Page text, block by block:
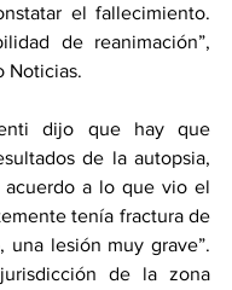
el fallecimiento.
de reanimación”,
Noticias.
dijo que hay que
de la autopsia,
acuerdo a lo que vio el
tenía fractura de
una lesión muy grave”.
de la zona